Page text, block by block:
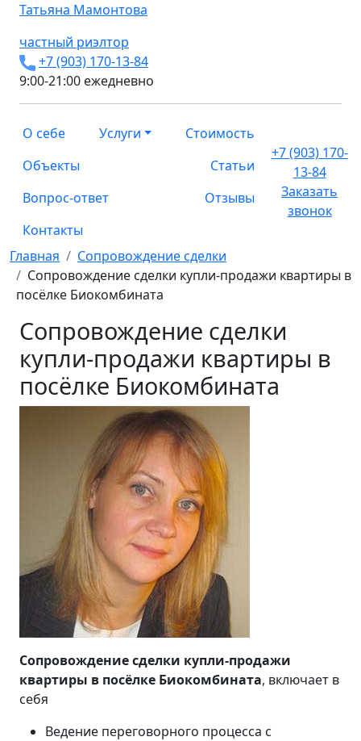
Татьяна Мамонтова
частный риэлтор
+7 (903) 170-13-84
9:00-21:00 ежедневно
О себе Услуги
Стоимость
Объекты
Статьи
Вопрос-ответ
Отзывы
Контакты
+7 (903) 170-
13-84
Заказать
звонок
Главная
Сопровождение сделки
Сопровождение сделки купли-продажи квартиры в
посёлке Биокомбината
Сопровождение сделки
купли-продажи квартиры в
посёлке Биокомбината
Сопровождение сделки купли-продажи
квартиры в посёлке Биокомбината, включает в
себя
Ведение переговорного процесса с